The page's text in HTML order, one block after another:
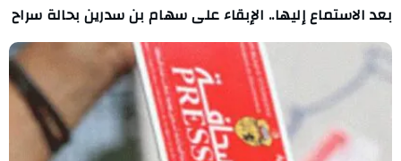
بعد الاستماع إليها.. الإبقاء على سهام بن سدرين بحالة سراح